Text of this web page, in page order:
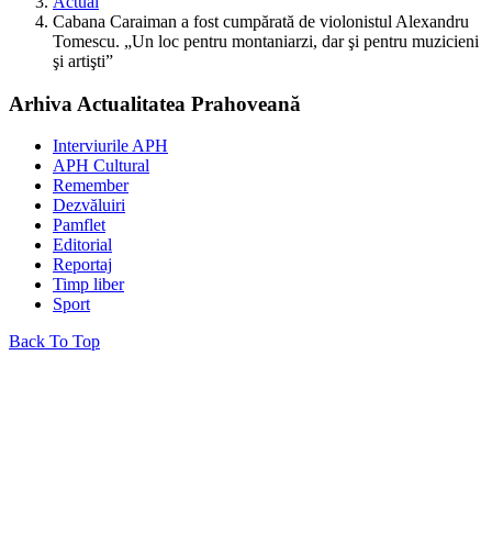
Cabana Caraiman a fost cumpărată de violonistul Alexandru
Tomescu. „Un loc pentru montaniarzi, dar şi pentru muzicieni
şi artişti”
Arhiva Actualitatea Prahoveană
Interviurile APH
APH Cultural
Remember
Dezvăluiri
Pamflet
Editorial
Reportaj
Timp liber
Sport
Back To Top